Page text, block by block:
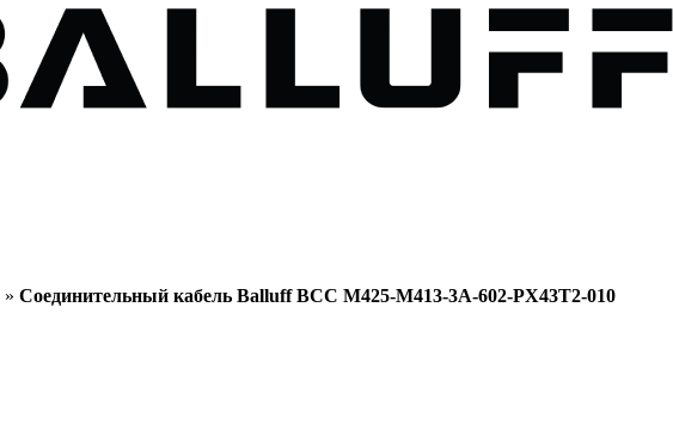
» Соединительный кабель Balluff BCC M425-M413-3A-602-PX43T2-010